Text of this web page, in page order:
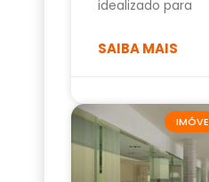
idealizado para
SAIBA MAIS